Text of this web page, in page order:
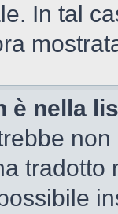
In tal
è nella